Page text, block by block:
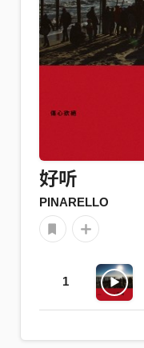
好听
PINARELLO
1